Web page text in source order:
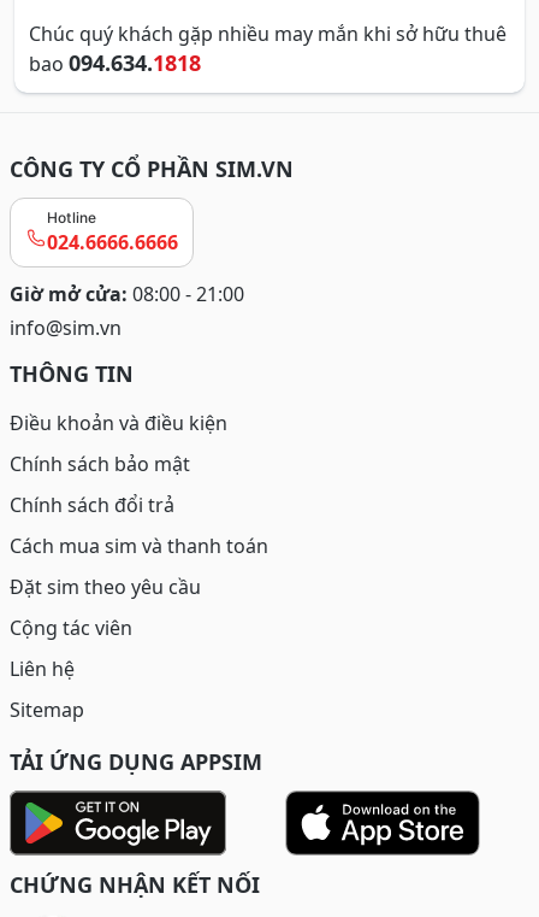
Chúc quý khách gặp nhiều may mắn khi sở hữu thuê
bao 094.634.1818
CÔNG TY CỔ PHẦN SIM.VN
Hotline
024.6666.6666
Giờ mở cửa: 08:00 - 21:00
info@sim.vn
THÔNG TIN
Điều khoản và điều kiện
Chính sách bảo mật
Chính sách đổi trả
Cách mua sim và thanh toán
Đặt sim theo yêu cầu
Cộng tác viên
Liên hệ
Sitemap
TẢI ỨNG DỤNG APPSIM
CHỨNG NHẬN KẾT NỐI